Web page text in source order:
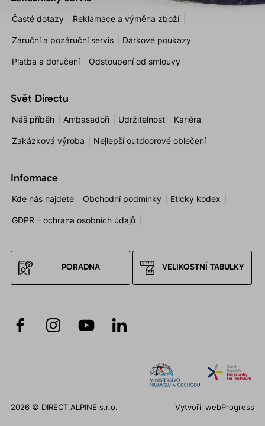
Časté dotazy Reklamace a výměna zboží
Záruční a pozáruční servis Dárkové poukazy
Platba a doručení Odstoupení od smlouvy
Svět Directu
Náš příběh Ambasadoři Udržitelnost Kariéra
Zakázková výroba Nejlepší outdoorové oblečení
Informace
Kde nás najdete Obchodní podmínky Etický kodex
GDPR – ochrana osobních údajů
PORADNA VELIKOSTNÍ TABULKY
2026 © DIRECT ALPINE s.r.o. VytvořilwebProgress